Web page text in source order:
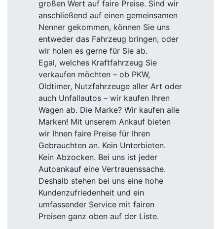
großen Wert auf faire Preise. Sind wir
anschließend auf einen gemeinsamen
Nenner gekommen, können Sie uns
entweder das Fahrzeug bringen, oder
wir holen es gerne für Sie ab.
Egal, welches Kraftfahrzeug Sie
verkaufen möchten – ob PKW,
Oldtimer, Nutzfahrzeuge aller Art oder
auch Unfallautos – wir kaufen Ihren
Wagen ab. Die Marke? Wir kaufen alle
Marken! Mit unserem Ankauf bieten
wir Ihnen faire Preise für Ihren
Gebrauchten an. Kein Unterbieten.
Kein Abzocken. Bei uns ist jeder
Autoankauf eine Vertrauenssache.
Deshalb stehen bei uns eine hohe
Kundenzufriedenheit und ein
umfassender Service mit fairen
Preisen ganz oben auf der Liste.